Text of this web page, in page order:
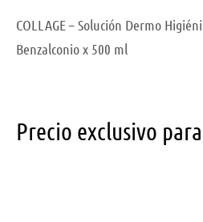
COLLAGE – Solución Dermo
Benzalconio x 500 ml
Precio exclusivo